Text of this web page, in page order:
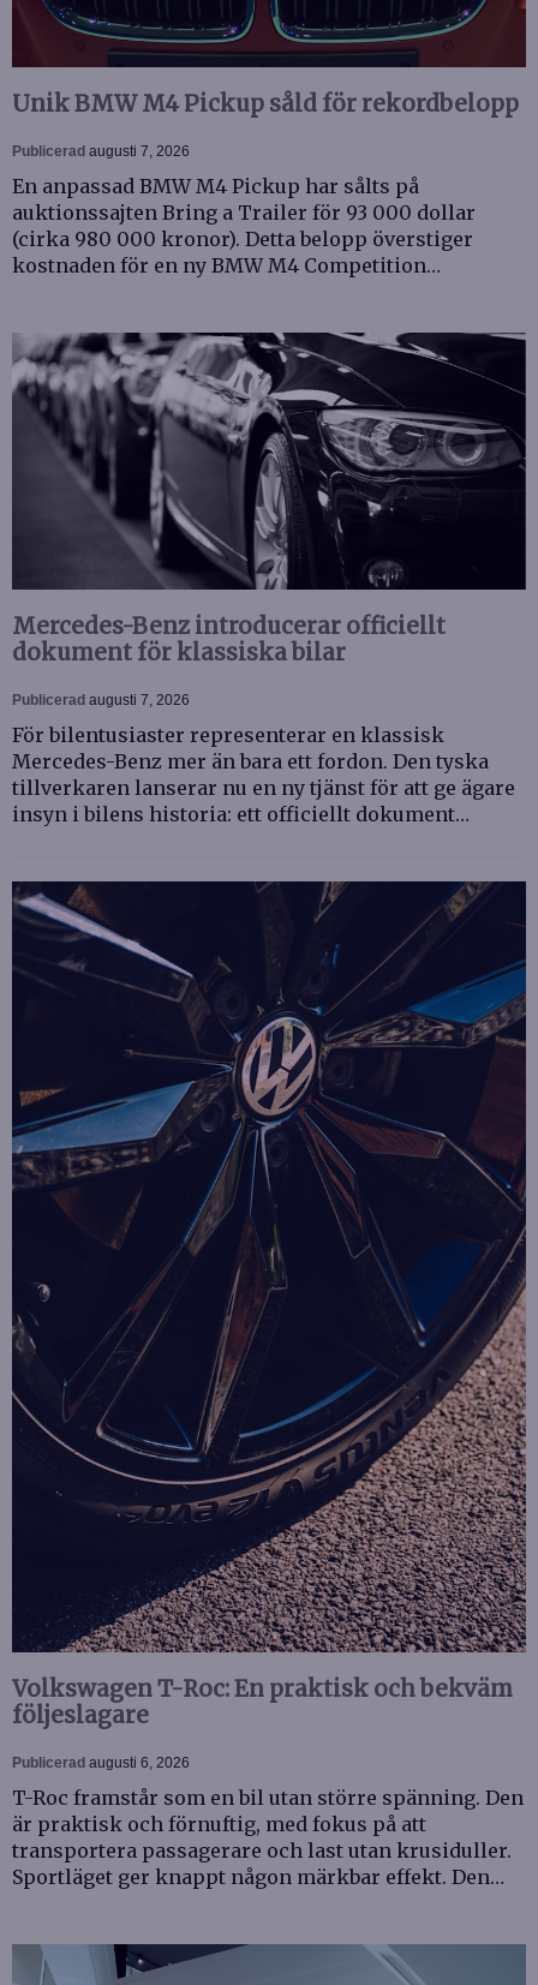
Unik BMW M4 Pickup såld för rekordbelopp
Publicerad augusti 7, 2026
En anpassad BMW M4 Pickup har sålts på
auktionssajten Bring a Trailer för 93 000 dollar
(cirka 980 000 kronor). Detta belopp överstiger
kostnaden för en ny BMW M4 Competition…
Mercedes-Benz introducerar officiellt
dokument för klassiska bilar
Publicerad augusti 7, 2026
För bilentusiaster representerar en klassisk
Mercedes-Benz mer än bara ett fordon. Den tyska
tillverkaren lanserar nu en ny tjänst för att ge ägare
insyn i bilens historia: ett officiellt dokument…
Volkswagen T-Roc: En praktisk och bekväm
följeslagare
Publicerad augusti 6, 2026
T-Roc framstår som en bil utan större spänning. Den
är praktisk och förnuftig, med fokus på att
transportera passagerare och last utan krusiduller.
Sportläget ger knappt någon märkbar effekt. Den…